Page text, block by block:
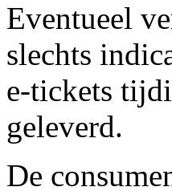
Eventueel
slechts
e-tickets
geleverd.
De